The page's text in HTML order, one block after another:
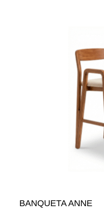
BANQUETA ANNE